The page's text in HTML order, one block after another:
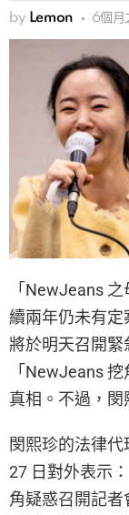
by Lemon 6個月
「NewJeans
續兩年仍未有定
將於明天召開緊
「NewJeans
真相。不過，閔
閔熙珍的法律
27 日對外表示
角疑惑召開記